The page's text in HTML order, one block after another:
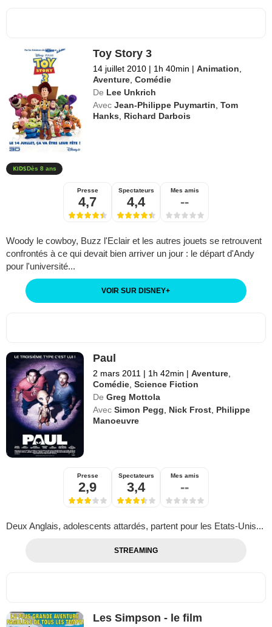
Toy Story 3
14 juillet 2010 | 1h 40min | Animation
Aventure ,Comédie
De Lee Unkrich
Avec Jean-Philippe Puymartin ,Tom
Hanks
Richard Darbois
Dès 8 ans
Presse
4,7
Spectateurs
4,4
Mes amis
--
Woody le cowboy, Buzz l'Eclair et les autres jouets se retrouvent
confrontés à ce qui devait bien arriver un jour : le départ d'Andy
pour l'université...
VOIR SUR DISNEY+
Paul
2 mars 2011 | 1h 42min | Aventure
Comédie ,Science Fiction
De Greg Mottola
Avec Simon Pegg Nick Frost Philippe
Manoeuvre
Presse
2,9
Spectateurs
3,4
Mes amis
--
Deux Anglais, adolescents attardés, partent pour les Etats-Unis...
STREAMING
Les Simpson - le film